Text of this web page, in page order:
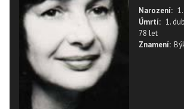
Narození:
Úmrtí: 1.
78 let
Znamení: